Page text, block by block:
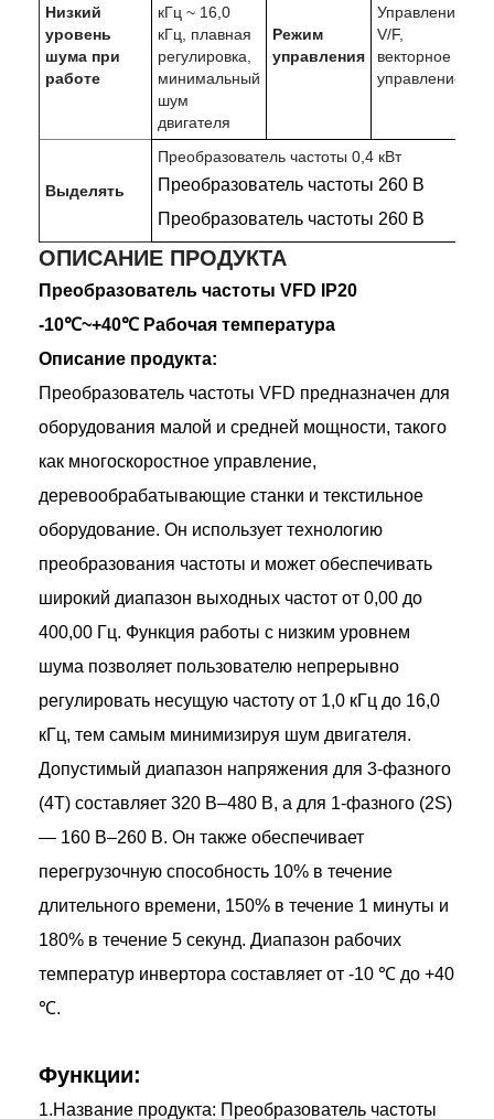
Низкий
уровень
шума при
работе
кГц ~ 16,0
кГц, плавная
регулировка,
минимальный
шум
двигателя
Режим
управления
Управление
V/F,
векторное
управление
Выделять
Преобразователь частоты 0,4 кВт
Преобразователь частоты 260 В
Преобразователь частоты 260 В
ОПИСАНИЕ ПРОДУКТА
Преобразователь частоты VFD IP20
-10℃~+40℃ Рабочая температура
Описание продукта:
Преобразователь частоты VFD предназначен для
оборудования малой и средней мощности, такого
как многоскоростное управление,
деревообрабатывающие станки и текстильное
оборудование. Он использует технологию
преобразования частоты и может обеспечивать
широкий диапазон выходных частот от 0,00 до
400,00 Гц. Функция работы с низким уровнем
шума позволяет пользователю непрерывно
регулировать несущую частоту от 1,0 кГц до 16,0
кГц, тем самым минимизируя шум двигателя.
Допустимый диапазон напряжения для 3-фазного
(4T) составляет 320 В–480 В, а для 1-фазного (2S)
— 160 В–260 В. Он также обеспечивает
перегрузочную способность 10% в течение
длительного времени, 150% в течение 1 минуты и
180% в течение 5 секунд. Диапазон рабочих
температур инвертора составляет от -10 ℃ до +40
℃.
Функции:
1.Название продукта: Преобразователь частоты